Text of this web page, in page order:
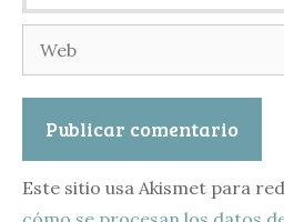
Web
Este sitio usa Akismet para